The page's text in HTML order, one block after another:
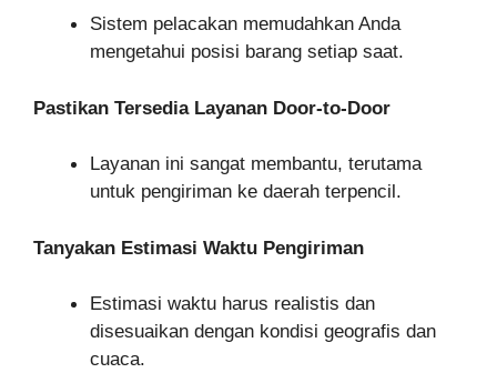
Sistem pelacakan memudahkan Anda
mengetahui posisi barang setiap saat.
Pastikan Tersedia Layanan Door-to-Door
Layanan ini sangat membantu, terutama
untuk pengiriman ke daerah terpencil.
Tanyakan Estimasi Waktu Pengiriman
Estimasi waktu harus realistis dan
disesuaikan dengan kondisi geografis dan
cuaca.